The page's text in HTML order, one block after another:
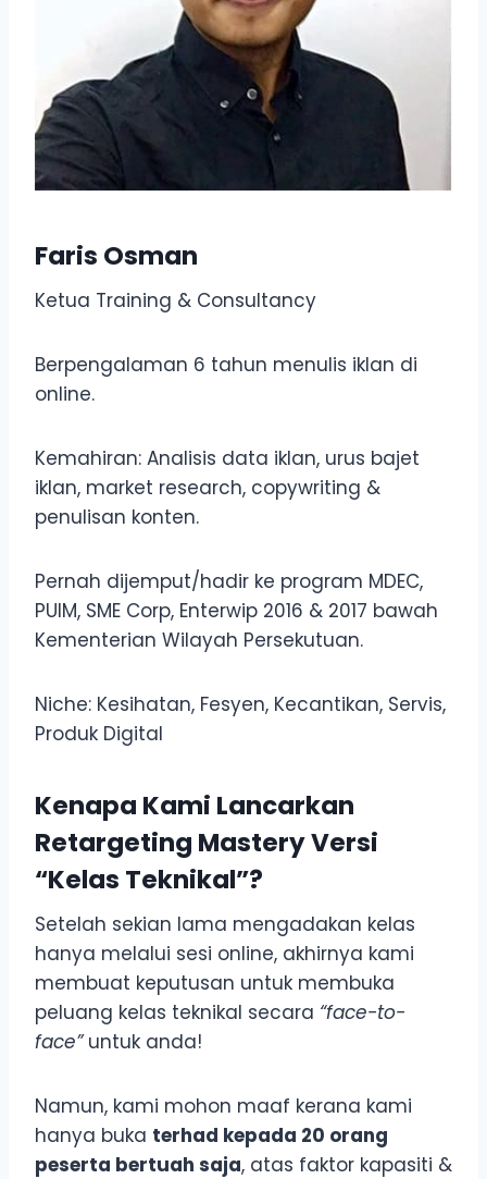
Faris Osman
Ketua Training & Consultancy
Berpengalaman 6 tahun menulis iklan di
online.
Kemahiran: Analisis data iklan, urus bajet
iklan, market research, copywriting &
penulisan konten.
Pernah dijemput/hadir ke program MDEC,
PUIM, SME Corp, Enterwip 2016 & 2017 bawah
Kementerian Wilayah Persekutuan.
Niche: Kesihatan, Fesyen, Kecantikan, Servis,
Produk Digital
Kenapa Kami Lancarkan
Retargeting Mastery Versi
“Kelas Teknikal”?
Setelah sekian lama mengadakan kelas
hanya melalui sesi online, akhirnya kami
membuat keputusan untuk membuka
peluang kelas teknikal secara “face-to-
face”untuk anda!
Namun, kami mohon maaf kerana kami
hanya buka terhad kepada 20 orang
peserta bertuah saja, atas faktor kapasiti &